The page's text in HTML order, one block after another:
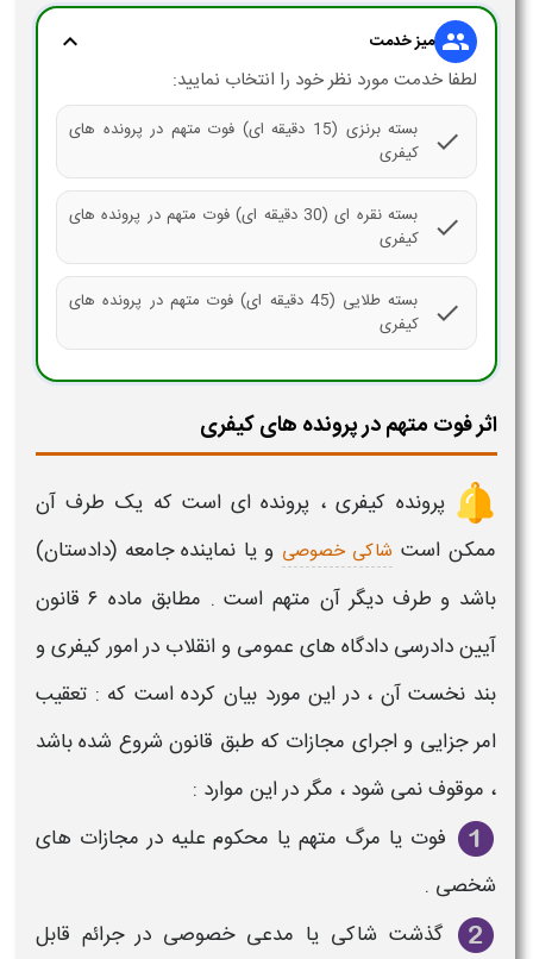
group میز خدمت expand_more
لطفا خدمت مورد نظر خود را انتخاب نمایید:
check
بسته برنزی (15 دقیقه ای) فوت متهم در پرونده های
کیفری
check
بسته نقره ای (30 دقیقه ای) فوت متهم در پرونده های
کیفری
check
بسته طلایی (45 دقیقه ای) فوت متهم در پرونده های
کیفری
اثر فوت متهم در پرونده های کیفری
پرونده کیفری ، پرونده ای است که یک طرف آن
ممکن است شاکی خصوصی و یا نماینده جامعه (دادستان)
باشد و طرف دیگر آن متهم
است . مطابق ماده ۶ قانون
آیین دادرسی دادگاه ‌های عمومی و انقلاب در امورکیفریو
بند نخست آن ، در این مورد بیان کرده است که : تعقیب
امر جزایی و اجرای مجازات که طبق قانون شروع شده باشد
، موقوف نمی شود ، مگر در این موارد :
فوت یا مرگ متهم یا محکوم علیه در مجازات ‌های
شخصی .
‌گذشت شاکی یا مدعی خصوصی در جرائم قابل